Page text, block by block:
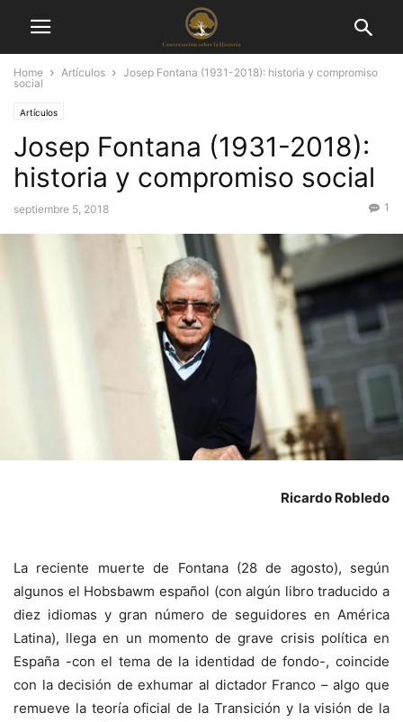
Home Artículos
Josep Fontana (1931-2018): historia y compromiso
social
Artículos
Josep Fontana (1931-2018):
historia y compromiso social
septiembre 5, 2018 1
Ricardo Robledo
La reciente muerte de Fontana (28 de agosto), según
algunos el Hobsbawm español (con algún libro traducido a
diez idiomas y gran número de seguidores en América
Latina), llega en un momento de grave crisis política en
España -con el tema de la identidad de fondo-, coincide
con la decisión de exhumar al dictador Franco – algo que
remueve la teoría oficial de la Transición y la visión de la